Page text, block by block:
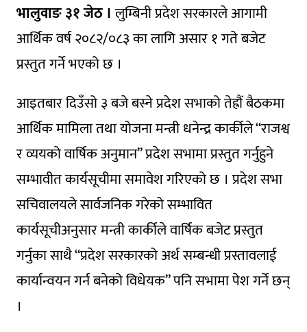
भालुवाङ ३१ जेठ ।लुम्बिनी प्रदेश सरकारले आगामी
आर्थिक वर्ष २०८२/०८३ का लागि असार १ गते बजेट
प्रस्तुत गर्ने भएको छ ।
आइतबार दिउँसो ३ बजे बस्ने प्रदेश सभाको तेह्रौं बैठकमा
आर्थिक मामिला तथा योजना मन्त्री धनेन्द्र कार्कीले “राजश्व
र व्ययको वार्षिक अनुमान” प्रदेश सभामा प्रस्तुत गर्नुहुने
सम्भावीत कार्यसूचीमा समावेश गरिएको छ । प्रदेश सभा
सचिवालयले सार्वजनिक गरेको सम्भावित
कार्यसूचीअनुसार मन्त्री कार्कीले वार्षिक बजेट प्रस्तुत
गर्नुका साथै “प्रदेश सरकारको अर्थ सम्बन्धी प्रस्तावलाई
कार्यान्वयन गर्न बनेको विधेयक” पनि सभामा पेश गर्ने छन्
।